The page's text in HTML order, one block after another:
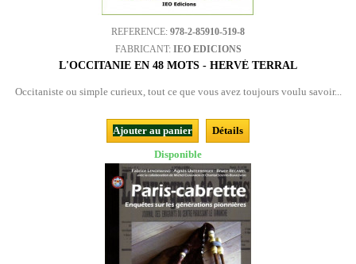
REFERENCE: 978-2-85910-519-8
FABRICANT: IEO EDICIONS
L'OCCITANIE EN 48 MOTS - HERVÉ TERRAL
Occitaniste ou simple curieux, tout ce que vous avez toujours voulu savoir...
Ajouter au panier
Détails
Disponible